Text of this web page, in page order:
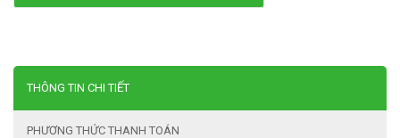
THÔNG TIN CHI TIẾT
PHƯƠNG THỨC THANH TOÁN